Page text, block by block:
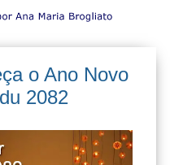
o Ano Novo
2082